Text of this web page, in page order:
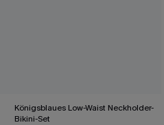
Königsblaues Low-Waist Neckholder-
Bikini-Set